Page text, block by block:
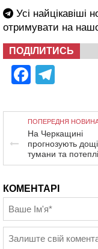
Усі найцікавіші
отримувати на
ПОДІЛИТИСЬ
ПОПЕРЕДНЯ
На Черкащині
прогнозують дощі,
тумани та
КОМЕНТАРІ